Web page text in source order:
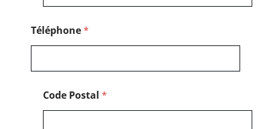
Téléphone*
Code Postal *